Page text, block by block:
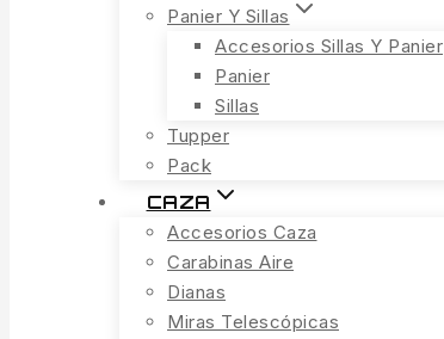
Panier Y Sillas
Accesorios Sillas Y Panier
Panier
Sillas
Tupper
Pack
CAZA
Accesorios Caza
Carabinas Aire
Dianas
Miras Telescópicas